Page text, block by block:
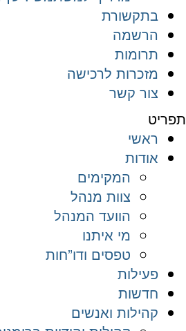
בתקשורת
הרשמה
תרומות
מזכרות לרכישה
צור קשר
תפריט
ראשי
אודות
המקימים
צוות מנהל
הוועד המנהל
מי איתנו
טפסים ודו”חות
פעילות
חדשות
קהילות ואנשים